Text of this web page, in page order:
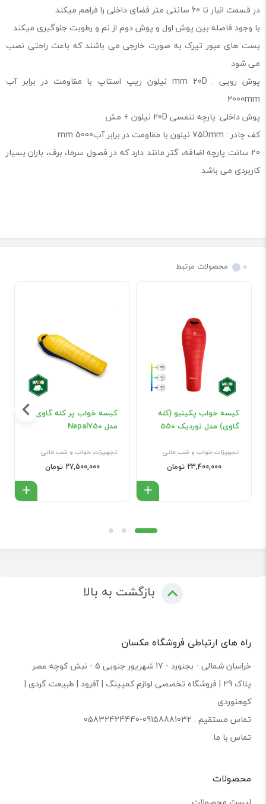
در قسمت انبار تا 60 سانتی متر فضای داخلی را فراهم میکند
با وجود فاصله بین پوش اول و پوش دوم از نم و رطوبت جلوگیری میکند
بست های عبور تیرک به صورت خارجی می باشند که باعث راحتی نصب
می شود
پوش رویی : mm 20D نیلون ریپ استاپ با مقاومت در برابر آب
2000mm
پوش داخلی: پارچه تنفسی 20D نیلون + مش
کف چادر : 75Dmm نیلون با مقاومت در برابر آبmm 5000
20 سانت پارچه اضافه، گتر مانند دارد که در فصول سرما، برف، باران بسیار
كاربردی می باشد
محصولات مرتبط
کیسه خواب پکینیو (کله
گاوی) مدل نوردیک 550
تجهیزات خواب و شب مانی
23,400,000 تومان
کیسه خواب پر کله گاوی
مدل Nepal750
تجهیزات خواب و شب مانی
27,500,000 تومان
بازگشت به بالا
راه های ارتباطی فروشگاه مکسان
خراسان شمالی - بجنورد - 17 شهریور جنوبی 5 - نبش کوچه عصر
پلاک 29 | فروشگاه تخصصی لوازم کمپینگ | آفرود | طبیعت گردی |
کوهنوردی
تماس مستقیم : 09158881032-05832424440
تماس با ما
محصولات